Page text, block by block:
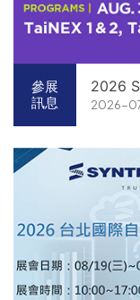
參展
訊息
2026
2026-